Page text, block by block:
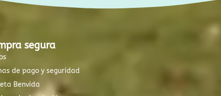
segura
de pago y seguridad
Benvida